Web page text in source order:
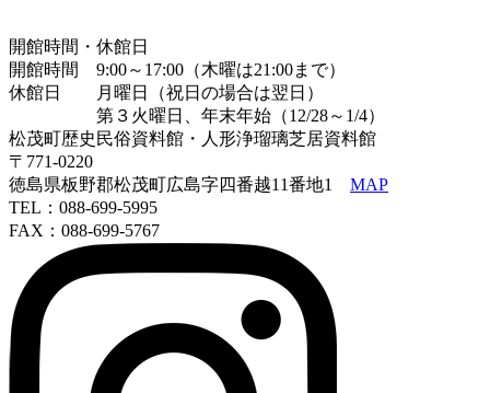
開館時間・休館日
開館時間 9:00～17:00（木曜は21:00まで）
休館日 月曜日（祝日の場合は翌日）
第３火曜日、年末年始（12/28～1/4）
松茂町歴史民俗資料館・人形浄瑠璃芝居資料館
〒771-0220
徳島県板野郡松茂町広島字四番越11番地1 MAP
TEL：088-699-5995
FAX：088-699-5767